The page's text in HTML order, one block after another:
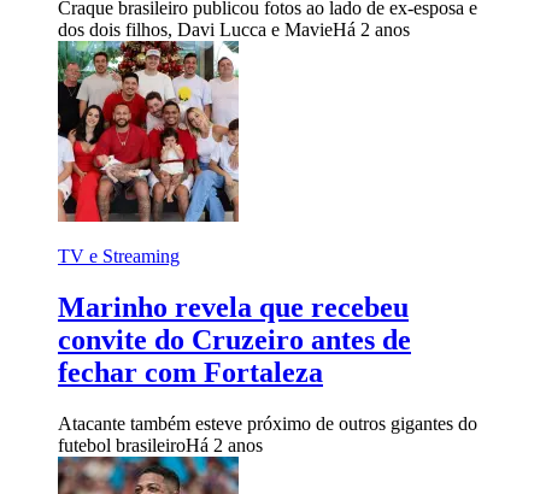
Craque brasileiro publicou fotos ao lado de ex-esposa e
dos dois filhos, Davi Lucca e MavieHá 2 anos
TV e Streaming
Marinho revela que recebeu
convite do Cruzeiro antes de
fechar com Fortaleza
Atacante também esteve próximo de outros gigantes do
futebol brasileiroHá 2 anos